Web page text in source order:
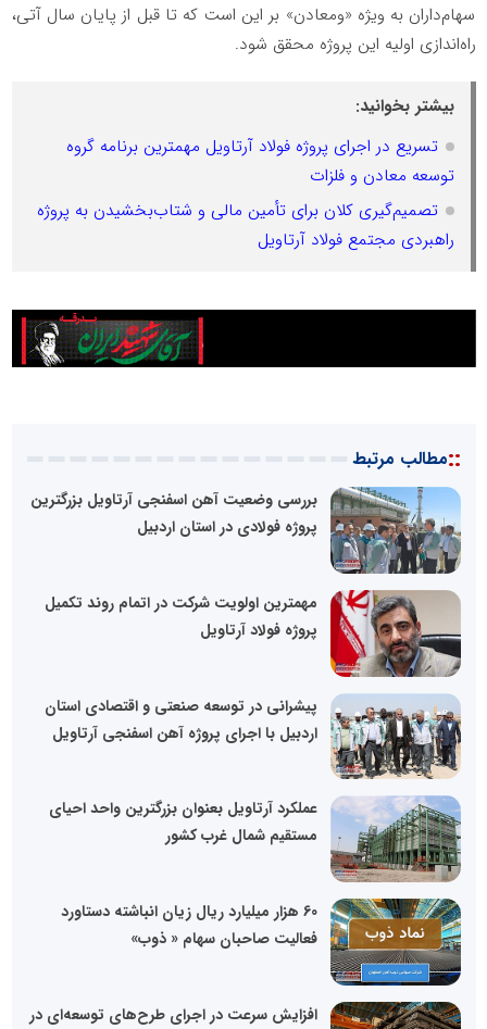
سهام‌داران به ویژه «ومعادن» بر این است که تا قبل از پایان سال آتی،
راه‌اندازی اولیه این پروژه محقق شود.
بیشتر بخوانید:
تسریع در اجرای پروژه فولاد آرتاویل مهمترین برنامه گروه
توسعه معادن و فلزات
تصمیم‌گیری کلان برای تأمین مالی و شتاب‌بخشیدن به پروژه
راهبردی مجتمع فولاد آرتاویل
::مطالب مرتبط
بررسی وضعیت آهن اسفنجی آرتاویل بزرگترین
پروژه فولادی در استان اردبیل
مهمترین اولویت شرکت در اتمام روند تکمیل
پروژه فولاد آرتاویل
پیشرانی در توسعه صنعتی و اقتصادی استان
اردبیل با اجرای پروژه آهن اسفنجی آرتاویل
عملکرد آرتاویل بعنوان بزرگترین واحد احیای
مستقیم شمال غرب کشور
60 هزار میلیارد ریال زیان انباشته دستاورد
فعالیت صاحبان سهام « ذوب»
افزایش سرعت در اجرای طرح‌های توسعه‌ای در